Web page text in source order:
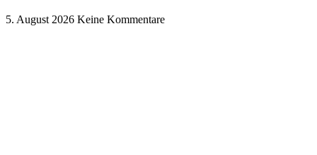
5. August 2026 Keine Kommentare